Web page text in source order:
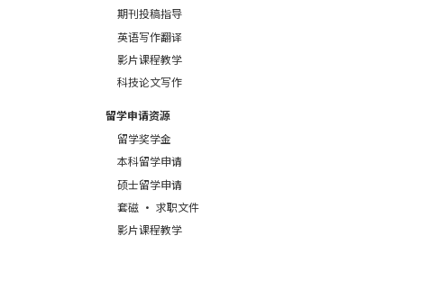
期刊投稿指导
英语写作翻译
影片课程教学
科技论文写作
留学申请资源
留学奖学金
本科留学申请
硕士留学申请
套磁 · 求职文件
影片课程教学